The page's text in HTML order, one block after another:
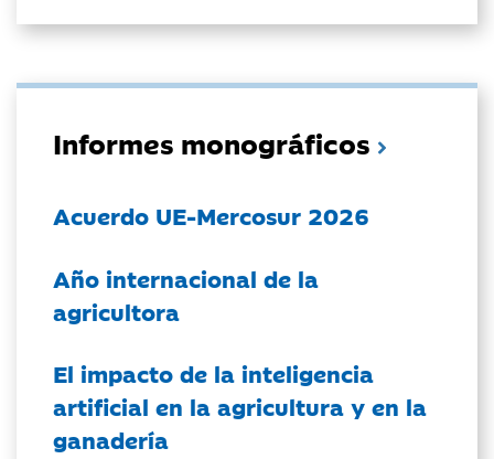
Informes monográficos
Acuerdo UE-Mercosur 2026
Año internacional de la
agricultora
El impacto de la inteligencia
artificial en la agricultura y en la
ganadería